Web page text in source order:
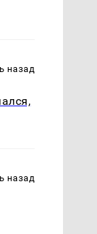
назад
назад